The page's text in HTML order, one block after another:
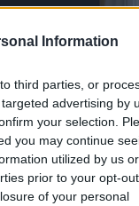
Information
third parties, or
advertising by
your selection.
you may continue
utilized by us or
prior to your opt-
of your personal
XIV. Zwrócił się